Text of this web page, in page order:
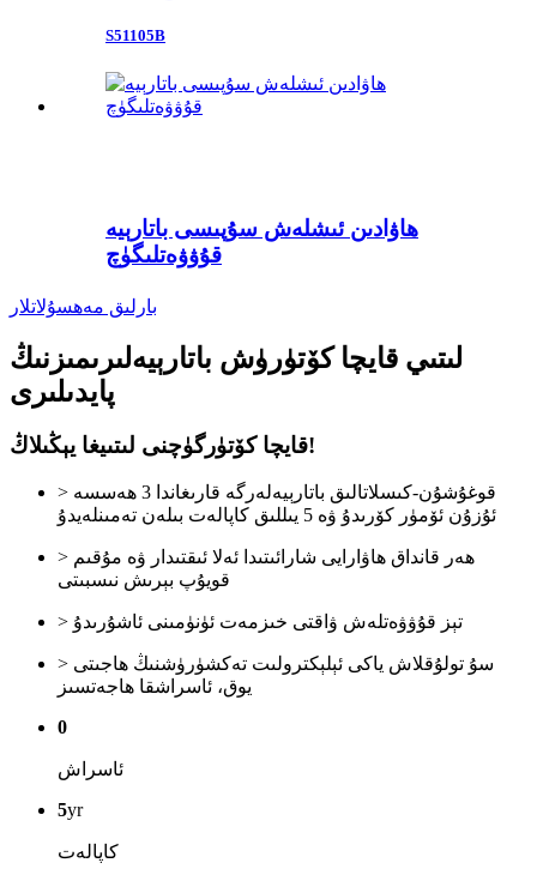
S51105B
ھاۋادىن ئىشلەش سۇپىسى باتارېيە
قۇۋۋەتلىگۈچ
بارلىق مەھسۇلاتلار
لىتىي قايچا كۆتۈرۈش باتارېيەلىرىمىزنىڭ
پايدىلىرى
قايچا كۆتۈرگۈچنى لىتىيغا يېڭىلاڭ!
> قوغۇشۇن-كىسلاتالىق باتارېيەلەرگە قارىغاندا 3 ھەسسە
ئۇزۇن ئۆمۈر كۆرىدۇ ۋە 5 يىللىق كاپالەت بىلەن تەمىنلەيدۇ
> ھەر قانداق ھاۋارايى شارائىتىدا ئەلا ئىقتىدار ۋە مۇقىم
قويۇپ بېرىش نىسبىتى
> تېز قۇۋۋەتلەش ۋاقتى خىزمەت ئۈنۈمىنى ئاشۇرىدۇ
> سۇ تولۇقلاش ياكى ئېلېكترولىت تەكشۈرۈشنىڭ ھاجىتى
يوق، ئاسراشقا ھاجەتسىز
0
ئاسراش
5yr
كاپالەت